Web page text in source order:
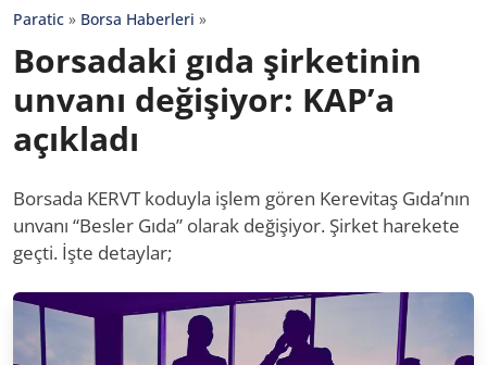
Paratic » Borsa Haberleri »
Borsadaki gıda şirketinin
unvanı değişiyor: KAP’a
açıkladı
Borsada KERVT koduyla işlem gören Kerevitaş Gıda’nın
unvanı “Besler Gıda” olarak değişiyor. Şirket harekete
geçti. İşte detaylar;